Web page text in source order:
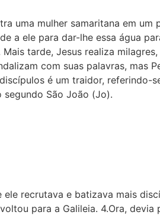
uma mulher samaritana em um
a ele para dar-lhe essa água
tarde, Jesus realiza
com suas palavras, mas
é um traidor, referindo-
São João (Jo).
recrutava e batizava mais
para a Galileia. 4.Ora, devia